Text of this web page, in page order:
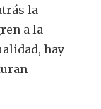
la
a la
hay